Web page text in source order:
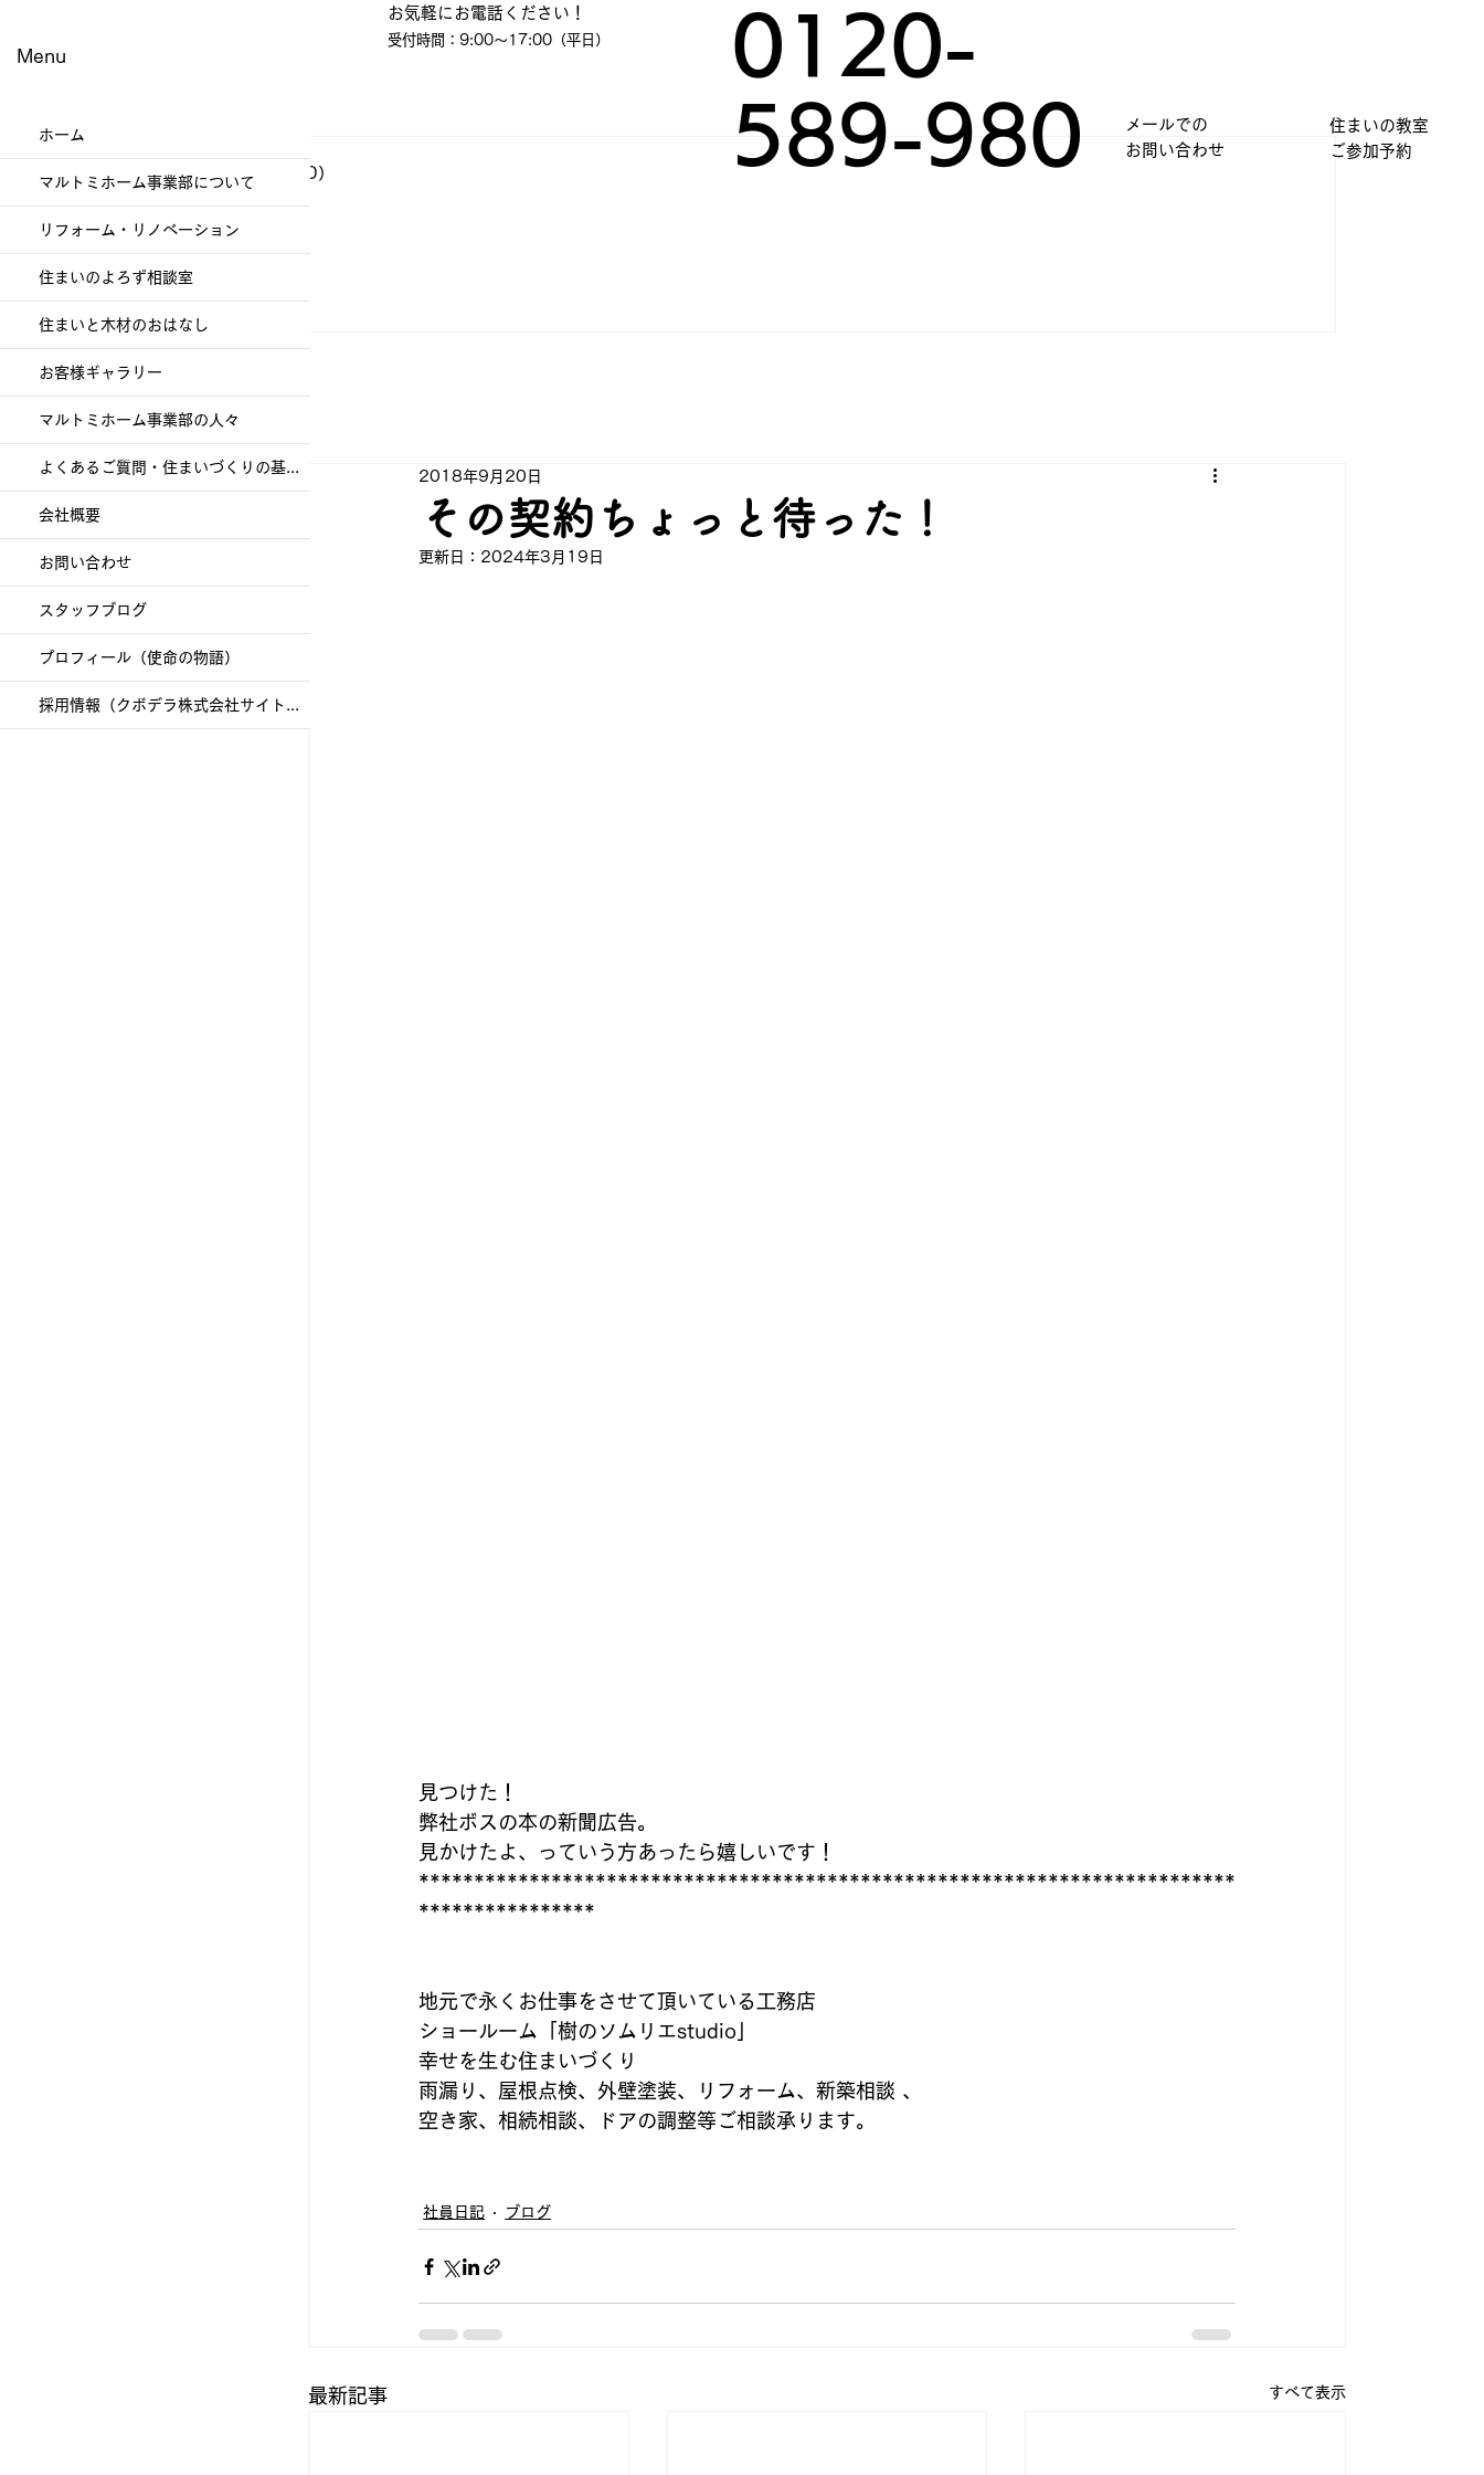
Menu
​お気軽にお電話ください！
受付時間：9:00～17:00（平日）
0120-
589-980
メールでの
​お問い合わせ
住まいの教室
​ご参加予約
イベント・教室・見学会
（60）
その他
（1）
1件の記事
社員日記 （86）
お知らせ （4）
その契約ちょっと待った！
2018年9月20日
更新日： 2024年3月19日
見つけた！
弊社ボスの本の新聞広告。
見かけたよ、っていう方あったら嬉しいです！
**************************************************************************
****************
地元で永くお仕事をさせて頂いている工務店
ショールーム「樹のソムリエstudio」
幸せを生む住まいづくり
雨漏り、屋根点検、外壁塗装、リフォーム、新築相談 、
空き家、相続相談、ドアの調整等ご相談承ります。
社員日記 ブログ
最新記事 すべて表示
ホーム
マルトミホーム事業部について
リフォーム・リノベーション
住まいのよろず相談室
住まいと木材のおはなし
お客様ギャラリー
マルトミホーム事業部の人々
よくあるご質問・住まいづくりの基礎知識
会社概要
お問い合わせ
スタッフブログ
プロフィール（使命の物語）
採用情報（クボデラ株式会社サイトへ）